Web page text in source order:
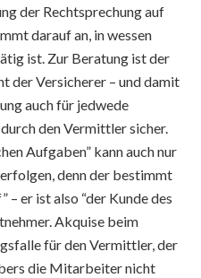
der Rechtsprechung auf
darauf an, in wessen
ist. Zur Beratung ist der
der Versicherer – und damit
auch für jedwede
den Vermittler sicher.
Aufgaben” kann auch nur
denn der bestimmt
– er ist also “der Kunde des
Akquise beim
für den Vermittler, der
die Mitarbeiter nicht